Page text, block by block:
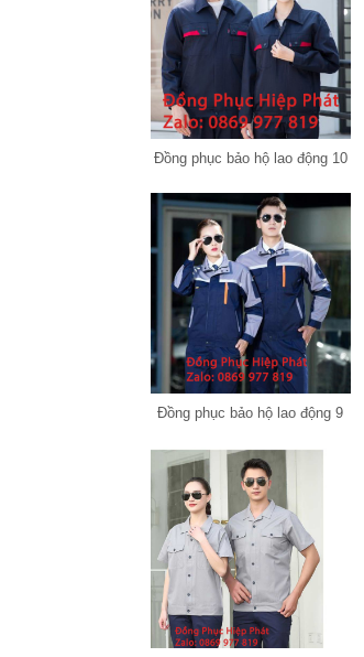
Đồng phục bảo hộ lao động 10
Đồng phục bảo hộ lao động 9